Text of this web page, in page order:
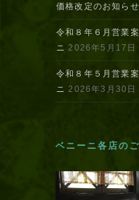
価格改定のお知らせ
令和８年６月営業
ニ 2026年5月17日
令和８年５月営業
ニ 2026年3月30日
ベニーニ各店の